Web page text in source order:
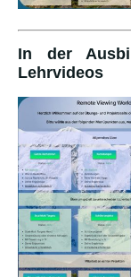
In der
Lehrvideos